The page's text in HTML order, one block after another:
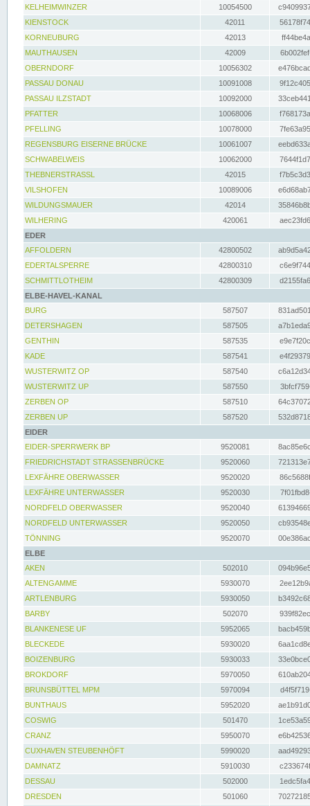
KELHEIMWINZER
10054500
KIENSTOCK
42011
KORNEUBURG
42013
MAUTHAUSEN
42009
OBERNDORF
10056302
PASSAU DONAU
10091008
PASSAU ILZSTADT
10092000
PFATTER
10068006
PFELLING
10078000
REGENSBURG EISERNE BRÜCKE
10061007
SCHWABELWEIS
10062000
THEBNERSTRASSL
42015
VILSHOFEN
10089006
WILDUNGSMAUER
42014
WILHERING
420061
EDER
AFFOLDERN
42800502
EDERTALSPERRE
42800310
SCHMITTLOTHEIM
42800309
ELBE-HAVEL-KANAL
BURG
587507
DETERSHAGEN
587505
GENTHIN
587535
KADE
587541
WUSTERWITZ OP
587540
WUSTERWITZ UP
587550
ZERBEN OP
587510
ZERBEN UP
587520
EIDER
EIDER-SPERRWERK BP
9520081
FRIEDRICHSTADT STRASSENBRÜCKE
9520060
LEXFÄHRE OBERWASSER
9520020
LEXFÄHRE UNTERWASSER
9520030
NORDFELD OBERWASSER
9520040
NORDFELD UNTERWASSER
9520050
TÖNNING
9520070
ELBE
AKEN
502010
ALTENGAMME
5930070
ARTLENBURG
5930050
BARBY
502070
BLANKENESE UF
5952065
BLECKEDE
5930020
BOIZENBURG
5930033
BROKDORF
5970050
BRUNSBÜTTEL MPM
5970094
BUNTHAUS
5952020
COSWIG
501470
CRANZ
5950070
CUXHAVEN STEUBENHÖFT
5990020
DAMNATZ
5910030
DESSAU
502000
DRESDEN
501060